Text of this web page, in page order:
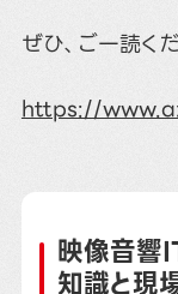
ぜひ、ご一読く
https://
映像音響
知識と現